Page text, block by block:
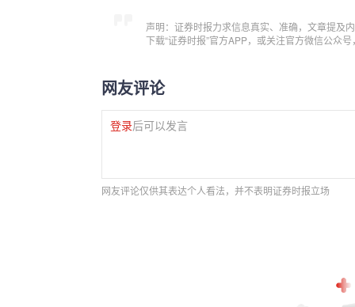
声明：证券时报力求信息真实、准确，文章提及
下载“证券时报”官方APP，或关注官方微信公众
网友评论
登录后可以发言
网友评论仅供其表达个人看法，并不表明证券时报立场